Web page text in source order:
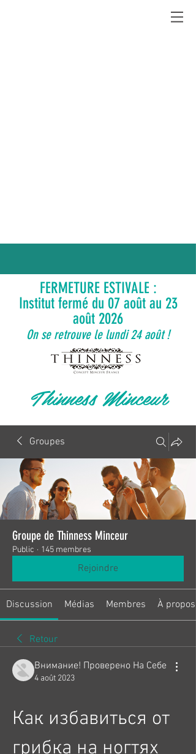
FERMETURE ESTIVALE :
Institut fermé du 07 août au 23
août 2026
On se retrouve le lundi 24 août !
Thinness Minceur
Groupes
Groupe de Thinness Minceur
Public · 145 membres
Rejoindre
Discussion Médias Membres À propos
Retour
Внимание! Проверено На Себе
4 août 2023
Как избавиться от
грибка на ногтях